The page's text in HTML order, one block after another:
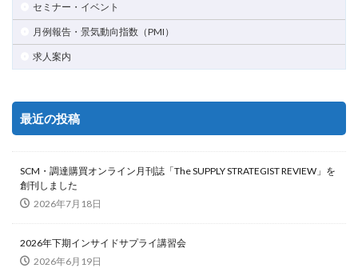
セミナー・イベント
月例報告・景気動向指数（PMI）
求人案内
最近の投稿
SCM・調達購買オンライン月刊誌「The SUPPLY STRATEGIST REVIEW」を
創刊しました
2026年7月18日
2026年下期インサイドサプライ講習会
2026年6月19日